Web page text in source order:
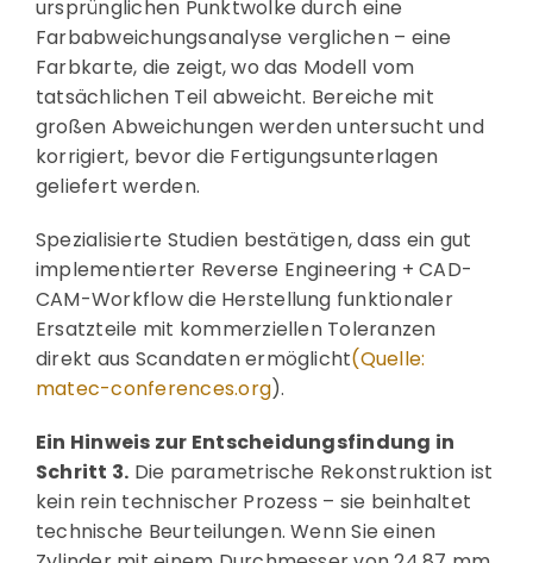
ursprünglichen Punktwolke durch eine
Farbabweichungsanalyse verglichen – eine
Farbkarte, die zeigt, wo das Modell vom
tatsächlichen Teil abweicht. Bereiche mit
großen Abweichungen werden untersucht und
korrigiert, bevor die Fertigungsunterlagen
geliefert werden.
Spezialisierte Studien bestätigen, dass ein gut
implementierter Reverse Engineering + CAD-
CAM-Workflow die Herstellung funktionaler
Ersatzteile mit kommerziellen Toleranzen
direkt aus Scandaten ermöglicht(Quelle:
matec-conferences.org).
Ein Hinweis zur Entscheidungsfindung in
Schritt 3. Die parametrische Rekonstruktion ist
kein rein technischer Prozess – sie beinhaltet
technische Beurteilungen. Wenn Sie einen